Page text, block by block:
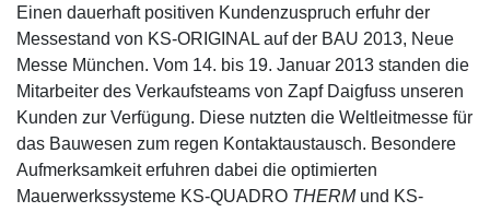
Einen dauerhaft positiven Kundenzuspruch erfuhr der
Messestand von KS-ORIGINAL auf der BAU 2013, Neue
Messe München. Vom 14. bis 19. Januar 2013 standen die
Mitarbeiter des Verkaufsteams von Zapf Daigfuss unseren
Kunden zur Verfügung. Diese nutzten die Weltleitmesse für
das Bauwesen zum regen Kontaktaustausch. Besondere
Aufmerksamkeit erfuhren dabei die optimierten
Mauerwerkssysteme KS-QUADRO THERMund KS-